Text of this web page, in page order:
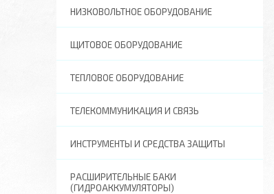
НИЗКОВОЛЬТНОЕ ОБОРУДОВАНИЕ
ЩИТОВОЕ ОБОРУДОВАНИЕ
ТЕПЛОВОЕ ОБОРУДОВАНИЕ
ТЕЛЕКОММУНИКАЦИЯ И СВЯЗЬ
ИНСТРУМЕНТЫ И СРЕДСТВА ЗАЩИТЫ
РАСШИРИТЕЛЬНЫЕ БАКИ
(ГИДРОАККУМУЛЯТОРЫ)